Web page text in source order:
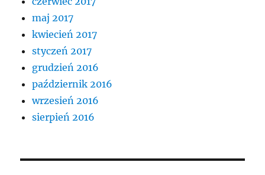
maj 2017
kwiecień 2017
styczeń 2017
grudzień 2016
październik 2016
wrzesień 2016
sierpień 2016